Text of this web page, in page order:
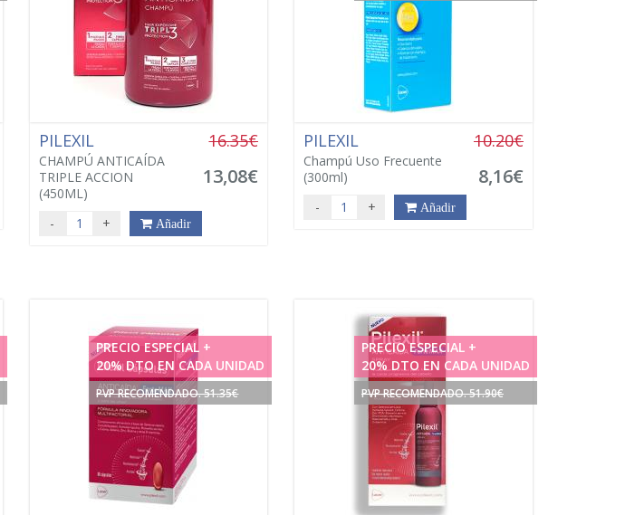
PILEXIL
CHAMPÚ ANTICAÍDA
TRIPLE ACCION
(450ML)
16.35€
13,08€
- + Añadir
PILEXIL
Champú Uso Frecuente
(300ml)
10.20€
8,16€
- + Añadir
PRECIO ESPECIAL +
20% DTO EN CADA UNIDAD
PVP RECOMENDADO. 51.35€
PRECIO ESPECIAL +
20% DTO EN CADA UNIDAD
PVP RECOMENDADO. 51.90€